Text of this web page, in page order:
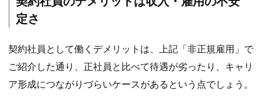
定さ
契約社員として働くデメリットは、上記「非正規雇用」で
ご紹介した通り、正社員と比べて待遇が劣ったり、キャリ
ア形成につながりづらいケースがあるという点でしょう。